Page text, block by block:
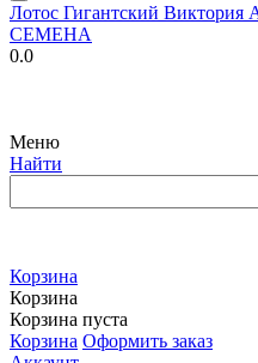
Лотос Гигантский
СЕМЕНА
0.0
Меню
Найти
Корзина
Корзина
Корзина пуста
Корзина Оформить заказ